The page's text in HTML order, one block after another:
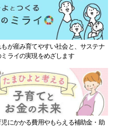
が産み育てやすい社会と、サステナ
ライの実現をめざします
にかかる費用やもらえる補助金・助